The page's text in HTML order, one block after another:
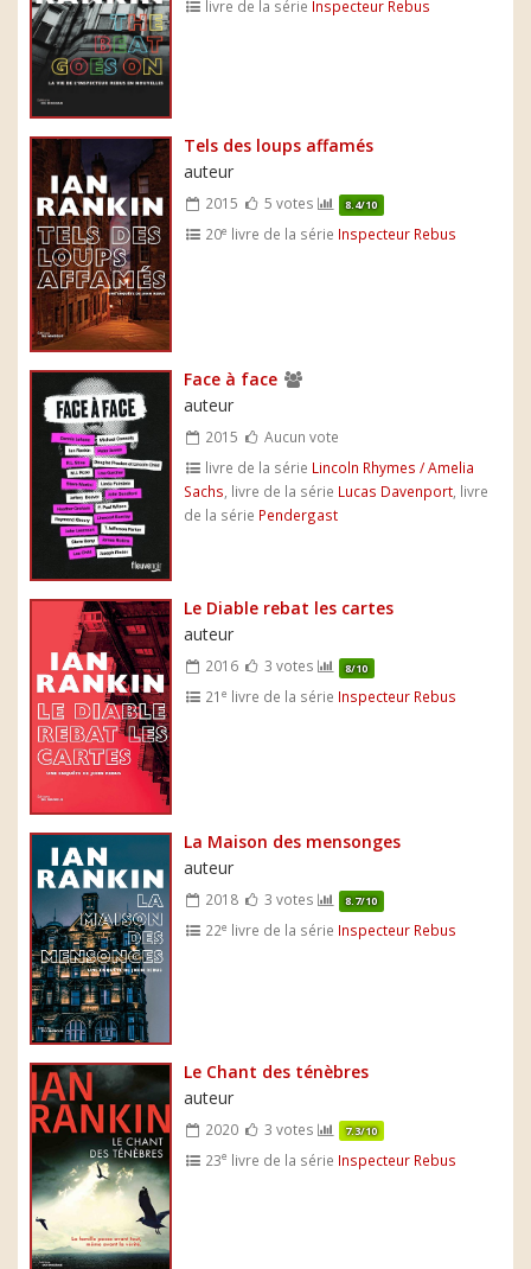
livre de la série Inspecteur Rebus
Tels des loups affamés
auteur
2015 5 votes 8.4/10
20e livre de la série Inspecteur Rebus
Face à face
auteur
2015
Aucun vote
livre de la série Lincoln Rhymes / Amelia
Sachs , livre de la série Lucas Davenport , livre
de la série Pendergast
Le Diable rebat les cartes
auteur
2016 3 votes 8/10
21e livre de la série Inspecteur Rebus
La Maison des mensonges
auteur
2018 3 votes 8.7/10
22e livre de la série Inspecteur Rebus
Le Chant des ténèbres
auteur
2020 3 votes 7.3/10
23e livre de la série Inspecteur Rebus